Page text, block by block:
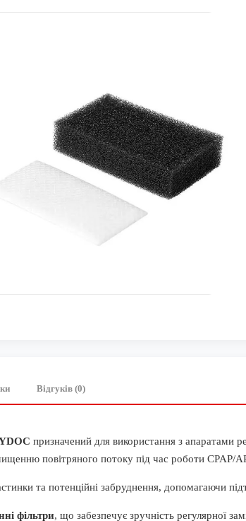
Відгуків (0)
призначений для використання з апаратами
повітряного потоку під час роботи CPAP/
та потенційні забруднення, допомагаючи
фільтри, що забезпечує зручність регулярної